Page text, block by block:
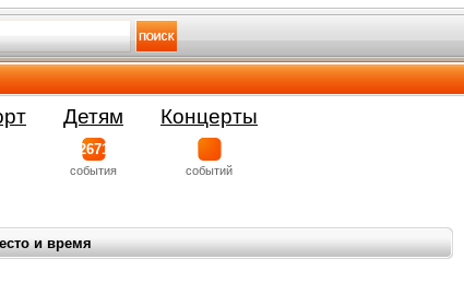
Детям
2671
события
Концерты
событий
и время